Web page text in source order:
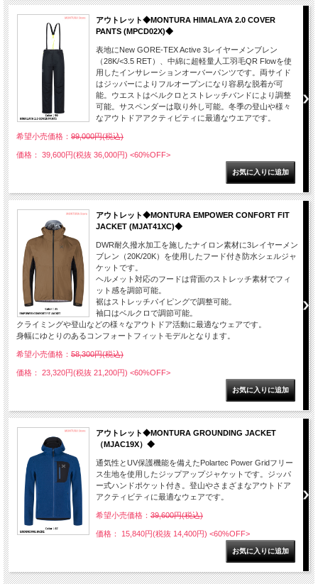
アウトレット◆MONTURA HIMALAYA 2.0 COVER
PANTS (MPCD02X)◆
表地にNew GORE-TEX Active 3レイヤーメンブレン
（28K/<3.5 RET）、中綿に超軽量人工羽毛QR Flowを使
用したインサレーションオーバーパンツです。両サイド
はジッパーによりフルオープンになり容易な脱着が可
能。ウエストはベルクロとストレッチバンドにより調整
可能。サスペンダーは取り外し可能。冬季の登山や様々
なアウトドアアクティビティに最適なウエアです。
希望小売価格： 99,000円(税込)
価格： 39,600円(税抜 36,000円) <60%OFF>
アウトレット◆MONTURA EMPOWER CONFORT FIT
JACKET (MJAT41XC)◆
DWR耐久撥水加工を施したナイロン素材に3レイヤーメン
ブレン（20K/20K）を使用したフード付き防水シェルジャ
ケットです。
ヘルメット対応のフードは背面のストレッチ素材でフィ
ット感を調節可能。
裾はストレッチパイピングで調整可能。
袖口はベルクロで調節可能。
クライミングや登山などの様々なアウトドア活動に最適なウェアです。
身幅にゆとりのあるコンフォートフィットモデルとなります。
希望小売価格： 58,300円(税込)
価格： 23,320円(税抜 21,200円) <60%OFF>
アウトレット◆MONTURA GROUNDING JACKET
（MJAC19X）◆
通気性とUV保護機能を備えたPolartec Power Gridフリー
ス生地を使用したジップアップジャケットです。ジッパ
ー式ハンドポケット付き。登山やさまざまなアウトドア
アクティビティに最適なウェアです。
希望小売価格： 39,600円(税込)
価格： 15,840円(税抜 14,400円) <60%OFF>